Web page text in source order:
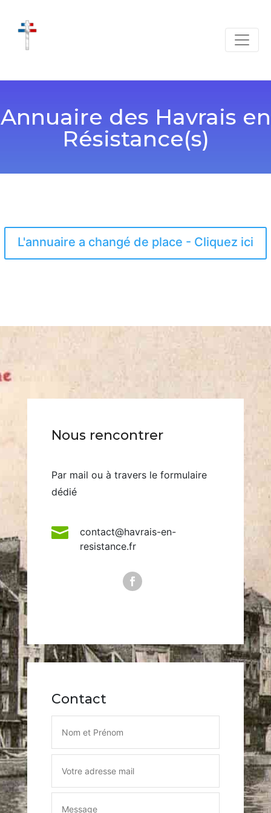
Annuaire des Havrais en
Résistance(s)
L'annuaire a changé de place - Cliquez ici
Nous rencontrer
Par mail ou à travers le formulaire
dédié

contact@havrais-en-
resistance.fr
Contact